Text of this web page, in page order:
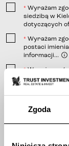
Zgoda
* Wyrażam
siedzibą w
dotyczących
telefonicznej;
wiadomości SMS.
* Wyrażam
postaci
informacji...
* Wyrażam
siedzibą w
handlowej...